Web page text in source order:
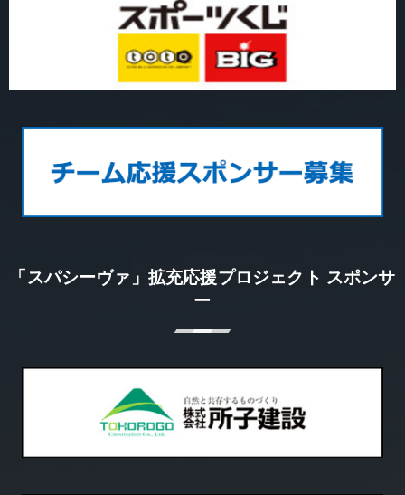
「スパシーヴァ」拡充応援プロジェクト スポンサ
ー